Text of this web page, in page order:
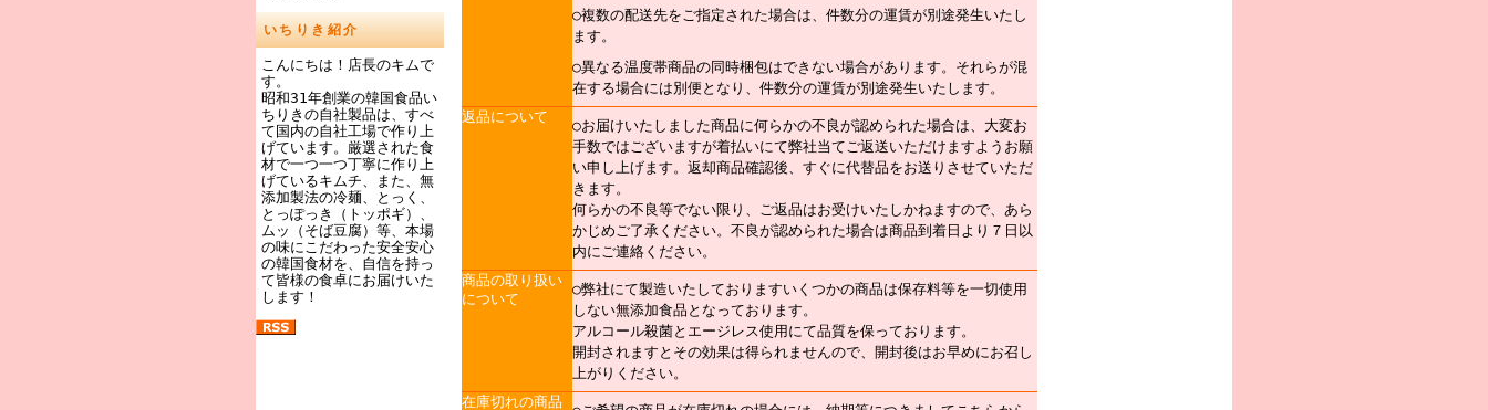
いちりき紹介
こんにちは！店長のキムで
す。
昭和31年創業の韓国食品い
ちりきの自社製品は、すべ
て国内の自社工場で作り上
げています。厳選された食
材で一つ一つ丁寧に作り上
げているキムチ、また、無
添加製法の冷麺、とっく、
とっぽっき（トッポギ）、
ムッ（そば豆腐）等、本場
の味にこだわった安全安心
の韓国食材を、自信を持っ
て皆様の食卓にお届けいた
します！
○複数の配送先をご指定された場合は、件数分の運賃が別途発生いたし
ます。
○異なる温度帯商品の同時梱包はできない場合があります。それらが混
在する場合には別便となり、件数分の運賃が別途発生いたします。
返品について
○お届けいたしました商品に何らかの不良が認められた場合は、大変お
手数ではございますが着払いにて弊社当てご返送いただけますようお願
い申し上げます。返却商品確認後、すぐに代替品をお送りさせていただ
きます。
何らかの不良等でない限り、ご返品はお受けいたしかねますので、あら
かじめご了承ください。不良が認められた場合は商品到着日より７日以
内にご連絡ください。
商品の取り扱い
について
○弊社にて製造いたしておりますいくつかの商品は保存料等を一切使用
しない無添加食品となっております。
アルコール殺菌とエージレス使用にて品質を保っております。
開封されますとその効果は得られませんので、開封後はお早めにお召し
上がりください。
在庫切れの商品